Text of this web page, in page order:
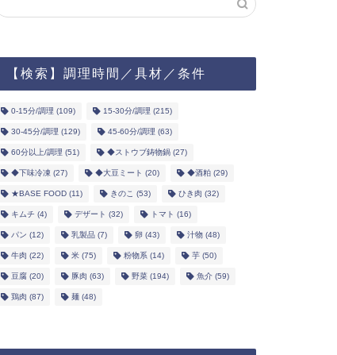
【検索】調理時間／具材／条件
0-15分/調理 (109) 15-30分/調理 (215)
30-45分/調理 (129) 45-60分/調理 (63)
60分以上/調理 (51) ◆ストウブ鋳物鍋(27)
◆下味冷凍 (27) ◆大豆ミート (20) ◆酒粕(29)
★BASE FOOD(11) きのこ (53) ひき肉 (32)
キムチ (4) デザート (32) トマト (16)
パン (12) 乳製品(7) 卵 (43) 汁物(48)
牛肉 (22) 米(75) 粉物系 (14) 芋(50)
豆腐(20) 豚肉 (63) 野菜(194) 魚介(59)
鶏肉 (87) 麺(48)